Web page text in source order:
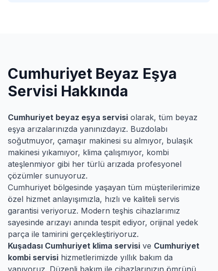
Cumhuriyet Beyaz Eşya
Servisi Hakkında
Cumhuriyet beyaz eşya servisi olarak, tüm beyaz
eşya arızalarınızda yanınızdayız. Buzdolabı
soğutmuyor, çamaşır makinesi su almıyor, bulaşık
makinesi yıkamıyor, klima çalışmıyor, kombi
ateşlenmiyor gibi her türlü arızada profesyonel
çözümler sunuyoruz.
Cumhuriyet bölgesinde yaşayan tüm müşterilerimize
özel hizmet anlayışımızla, hızlı ve kaliteli servis
garantisi veriyoruz. Modern teşhis cihazlarımız
sayesinde arızayı anında tespit ediyor, orijinal yedek
parça ile tamirini gerçekleştiriyoruz.
Kuşadası Cumhuriyet klima servisi ve Cumhuriyet
kombi servisi hizmetlerimizde yıllık bakım da
yapıyoruz. Düzenli bakım ile cihazlarınızın ömrünü